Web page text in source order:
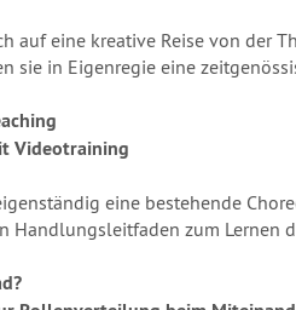
auf eine kreative Reise von der
sie in Eigenregie eine
Videotraining
eine bestehende
Handlungsleitfaden zum Lernen